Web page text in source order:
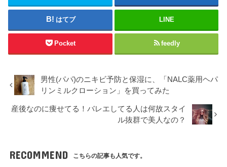
はてブ LINE
Pocket feedly
男性(パパ)のニキビ予防と保湿に、「NALC薬用ヘパ
リンミルクローション」を買ってみた
産後なのに痩せてる！バレエしてる人は何故スタイ
ル抜群で美人なの？
RECOMMEND こちらの記事も人気です。